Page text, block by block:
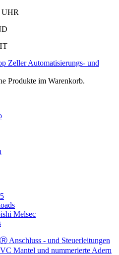
UHR
Zeller Automatisierungs- und
Produkte im Warenkorb.
Melsec
Anschluss - und Steuerleitungen
Mantel und nummerierte Adern